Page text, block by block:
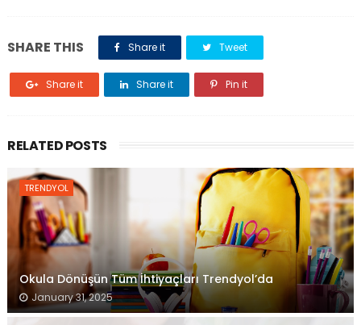
SHARE THIS Share it Tweet
Share it Share it Pin it
RELATED POSTS
TRENDYOL
Okula Dönüşün Tüm İhtiyaçları Trendyol’da
January 31, 2025